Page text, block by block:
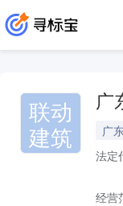
联动
建筑
广
广
法定
经营